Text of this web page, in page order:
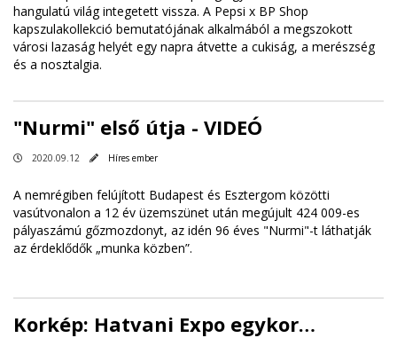
hangulatú világ integetett vissza. A Pepsi x BP Shop
kapszulakollekció bemutatójának alkalmából a megszokott
városi lazaság helyét egy napra átvette a cukiság, a merészség
és a nosztalgia.
"Nurmi" első útja - VIDEÓ
2020.09.12 Híres ember
A nemrégiben felújított Budapest és Esztergom közötti
vasútvonalon a 12 év üzemszünet után megújult 424 009-es
pályaszámú gőzmozdonyt, az idén 96 éves "Nurmi"-t láthatják
az érdeklődők „munka közben”.
Korkép: Hatvani Expo egykor…